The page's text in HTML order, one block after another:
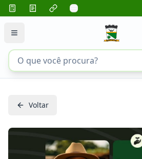
Voltar